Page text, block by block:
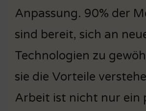
Anpassung. 90% der
sind bereit, sich an
Technologien zu
sie die Vorteile
Arbeit ist nicht nur ein